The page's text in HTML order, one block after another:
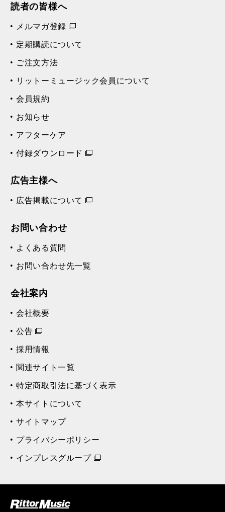
読者の皆様へ
メルマガ登録
定期購読について
ご注文方法
リットーミュージック会員について
会員規約
お知らせ
アフターケア
付録ダウンロード
広告主様へ
広告掲載について
お問い合わせ
よくある質問
お問い合わせ先一覧
会社案内
会社概要
公告
採用情報
関連サイト一覧
特定商取引法に基づく表示
本サイトについて
サイトマップ
プライバシーポリシー
インプレスグループ
ジック (Rittor Musi